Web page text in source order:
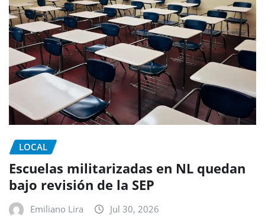
LOCAL
Escuelas militarizadas en NL quedan
bajo revisión de la SEP
Emiliano Lira Jul 30, 2026